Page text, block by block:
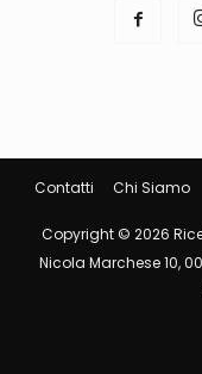
Contatti Chi Siamo
Copyright © 2026
Nicola Marchese 10,